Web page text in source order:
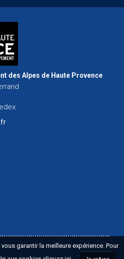
des Alpes de Haute Provence
garantir la meilleure expérience. Pour